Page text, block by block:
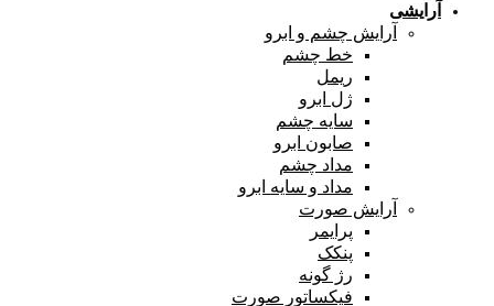
آرایشی
آرایش چشم و ابرو
خط چشم
ریمل
ژل ابرو
سایه چشم
صابون ابرو
مداد چشم
مداد و سایه ابرو
آرایش صورت
پرایمر
پنکک
رژ گونه
فیکساتور صورت